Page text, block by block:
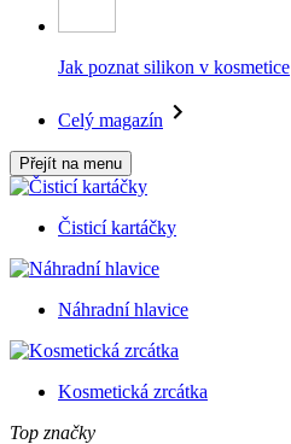
Jak poznat silikon v kosmetice
Celý magazín
Přejít na menu
Čisticí kartáčky
Náhradní hlavice
Kosmetická zrcátka
Top značky